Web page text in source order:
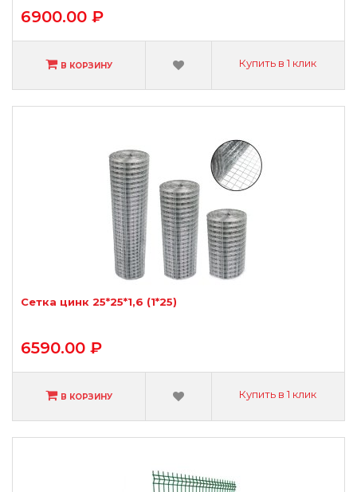
6900.00 ₽
В КОРЗИНУ Купить в 1 клик
Сетка цинк 25*25*1,6 (1*25)
6590.00 ₽
В КОРЗИНУ Купить в 1 клик